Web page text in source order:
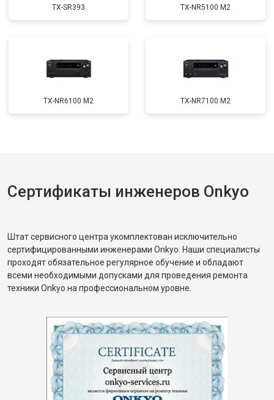
TX-SR393 TX-NR5100 M2
TX-NR6100 M2 TX-NR7100 M2
Сертификаты инженеров Onkyo
Штат сервисного центра укомплектован исключительно
сертифицированными инженерами Onkyo. Наши специалисты
проходят обязательное регулярное обучение и обладают
всеми необходимыми допусками для проведения ремонта
техники Onkyo на профессиональном уровне.